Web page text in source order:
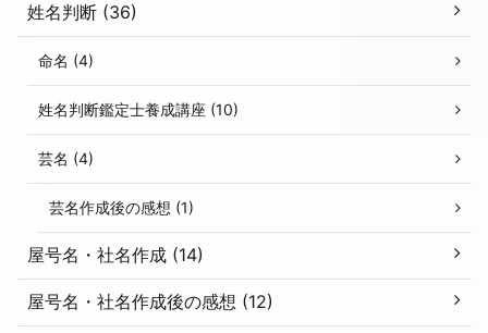
姓名判断 (36)
命名 (4)
姓名判断鑑定士養成講座 (10)
芸名 (4)
芸名作成後の感想 (1)
屋号名・社名作成 (14)
屋号名・社名作成後の感想 (12)